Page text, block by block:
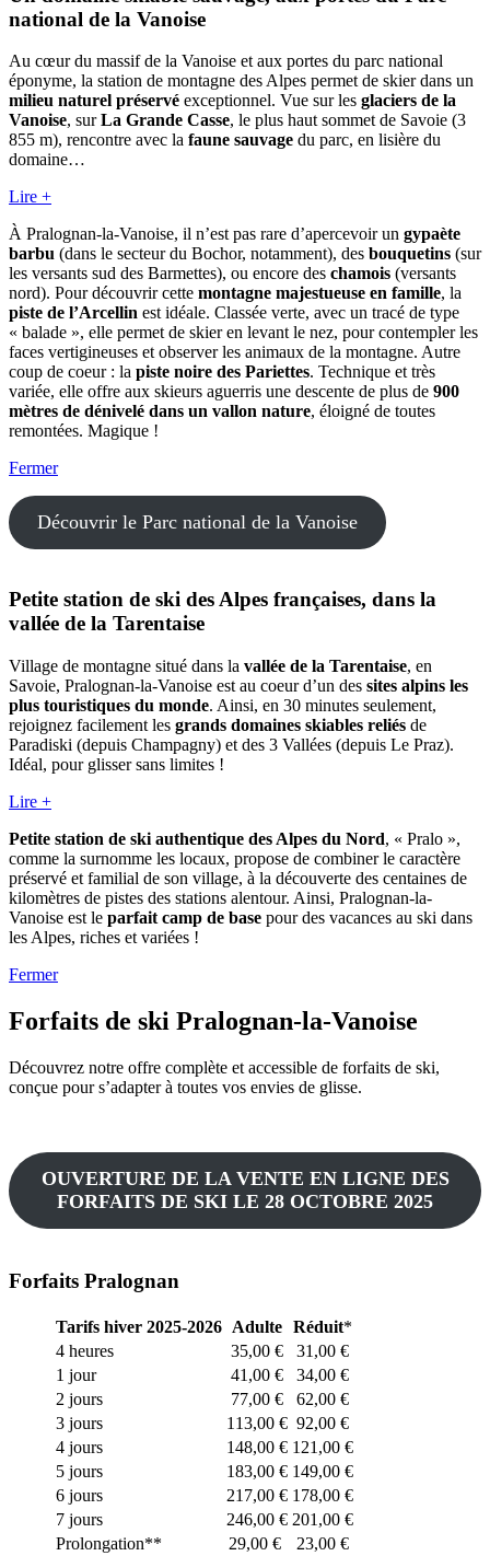
national de la Vanoise
Au cœur du massif de la Vanoise et aux portes du parc national
éponyme, la station de montagne des Alpes permet de skier dans un
milieu naturel préservé exceptionnel. Vue sur les glaciers de la
Vanoise, surLa Grande Casse, le plus haut sommet de Savoie (3
855 m), rencontre avec la faune sauvage du parc, en lisière du
domaine…
Lire +
À Pralognan-la-Vanoise, il n’est pas rare d’apercevoir un gypaète
barbu (dans le secteur du Bochor, notamment), des bouquetins (sur
les versants sud des Barmettes), ou encore des chamois (versants
nord). Pour découvrir cette montagne majestueuse en famille, la
piste de l’Arcellin est idéale. Classée verte, avec un tracé de type
« balade », elle permet de skier en levant le nez, pour contempler les
faces vertigineuses et observer les animaux de la montagne. Autre
coup de coeur : la piste noire des Pariettes. Technique et très
variée, elle offre aux skieurs aguerris une descente de plus de 900
mètres de dénivelé dans un vallon nature, éloigné de toutes
remontées. Magique !
Fermer
Découvrir le Parc national de la Vanoise
Petite station de ski des Alpes françaises, dans la
vallée de la Tarentaise
Village de montagne situé dans la vallée de la Tarentaise, en
Savoie, Pralognan-la-Vanoise est au coeur d’un des sites alpins les
plus touristiques du monde. Ainsi, en 30 minutes seulement,
rejoignez facilement les grands domaines skiables reliés de
Paradiski (depuis Champagny) et des 3 Vallées (depuis Le Praz).
Idéal, pour glisser sans limites !
Lire +
Petite station de ski authentique des Alpes du Nord, « Pralo »,
comme la surnomme les locaux, propose de combiner le caractère
préservé et familial de son village, à la découverte des centaines de
kilomètres de pistes des stations alentour. Ainsi, Pralognan-la-
Vanoise est le parfait camp de base pour des vacances au ski dans
les Alpes, riches et variées !
Fermer
Forfaits de ski Pralognan-la-Vanoise
Découvrez notre offre complète et accessible de forfaits de ski,
conçue pour s’adapter à toutes vos envies de glisse.
OUVERTURE DE LA VENTE EN LIGNE DES
FORFAITS DE SKI LE 28 OCTOBRE 2025
Forfaits Pralognan
Tarifs hiver 2025-2026 Adulte Réduit*
4 heures
35,00 €
31,00 €
1 jour
41,00 €
34,00 €
2 jours
77,00 €
62,00 €
3 jours
113,00 € 92,00 €
4 jours
148,00 € 121,00 €
5 jours
183,00 € 149,00 €
6 jours
217,00 € 178,00 €
7 jours
246,00 € 201,00 €
Prolongation**
29,00 €
23,00 €